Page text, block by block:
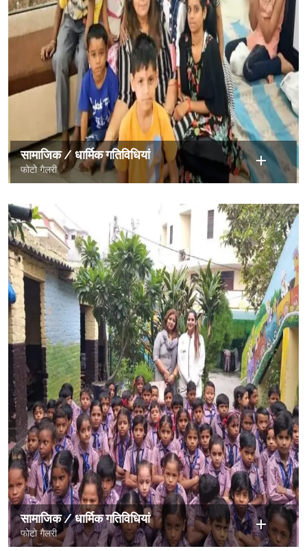
सामाजिक / धार्मिक गतिविधियां
फोटो गैलरी
सामाजिक / धार्मिक गतिविधियां
फोटो गैलरी